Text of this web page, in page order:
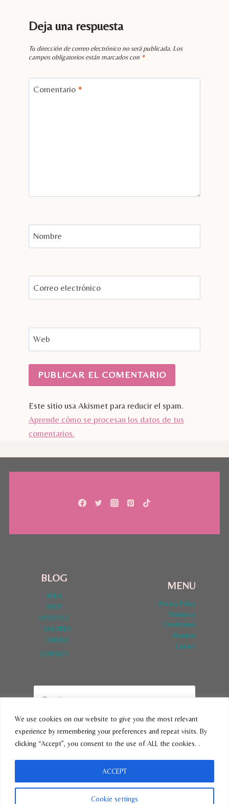
We use cookies on our website to give you the most relevant
experience by remembering your preferences and repeat visits. By
clicking “Accept”, you consent to the use of ALL the cookies. .
Cookie settings
ACCEPT
Deja una respuesta
Tu dirección de correo electrónico no será publicada. Los
campos obligatorios están marcados con *
Comentario *
Nombre
Correo electrónico
Web
Este sitio usa Akismet para reducir el spam.
Aprende cómo se procesan los datos de tus
comentarios.
BLOG
HOLA
SHOP
LYFESTYLE
SABORES
DINERO
CONTACT
MENU
Privacy Policy
Términos y
Condiciones
Nosotros
Contact
SUBSCRIBE